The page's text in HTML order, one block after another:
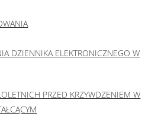
DZIENNIKA ELEKTRONICZNEGO W
PRZED KRZYWDZENIEM W